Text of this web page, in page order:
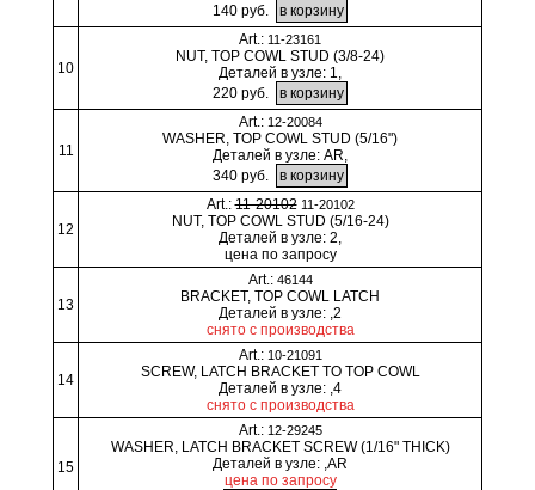
140 руб.
10
Art.: 11-23161
NUT, TOP COWL STUD (3/8-24)
Деталей в узле: 1,
220 руб.
11
Art.: 12-20084
WASHER, TOP COWL STUD (5/16")
Деталей в узле: AR,
340 руб.
12
Art.:11-20102 11-20102
NUT, TOP COWL STUD (5/16-24)
Деталей в узле: 2,
цена по запросу
13
Art.: 46144
BRACKET, TOP COWL LATCH
Деталей в узле: ,2
снято с производства
14
Art.: 10-21091
SCREW, LATCH BRACKET TO TOP COWL
Деталей в узле: ,4
снято с производства
15
Art.: 12-29245
WASHER, LATCH BRACKET SCREW (1/16" THICK)
Деталей в узле: ,AR
цена по запросу